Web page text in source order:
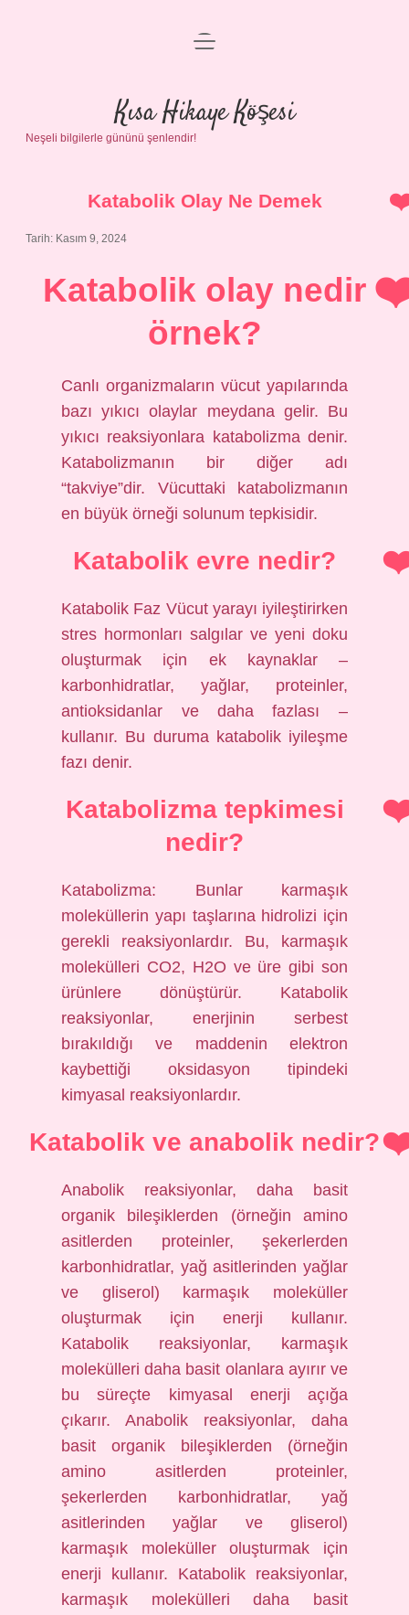
Anasayfa
Gizlilik Politikası
Yasal Uyarı
menüyü
Kısa Hikaye Köşesi
Neşeli bilgilerle gününü şenlendir!
Katabolik Olay Ne Demek
Tarih: Kasım 9, 2024
Katabolik olay nedir
örnek?
Canlı organizmaların vücut yapılarında
bazı yıkıcı olaylar meydana gelir. Bu
yıkıcı reaksiyonlara katabolizma denir.
Katabolizmanın bir diğer adı
“takviye”dir. Vücuttaki katabolizmanın
en büyük örneği solunum tepkisidir.
Katabolik evre nedir?
Katabolik Faz Vücut yarayı iyileştirirken
stres hormonları salgılar ve yeni doku
oluşturmak için ek kaynaklar –
karbonhidratlar, yağlar, proteinler,
antioksidanlar ve daha fazlası –
kullanır. Bu duruma katabolik iyileşme
fazı denir.
Katabolizma tepkimesi
nedir?
Katabolizma: Bunlar karmaşık
moleküllerin yapı taşlarına hidrolizi için
gerekli reaksiyonlardır. Bu, karmaşık
molekülleri CO2, H2O ve üre gibi son
ürünlere dönüştürür. Katabolik
reaksiyonlar, enerjinin serbest
bırakıldığı ve maddenin elektron
kaybettiği oksidasyon tipindeki
kimyasal reaksiyonlardır.
Katabolik ve anabolik nedir?
Anabolik reaksiyonlar, daha basit
organik bileşiklerden (örneğin amino
asitlerden proteinler, şekerlerden
karbonhidratlar, yağ asitlerinden yağlar
ve gliserol) karmaşık moleküller
oluşturmak için enerji kullanır.
Katabolik reaksiyonlar, karmaşık
molekülleri daha basit olanlara ayırır ve
bu süreçte kimyasal enerji açığa
çıkarır. Anabolik reaksiyonlar, daha
basit organik bileşiklerden (örneğin
amino asitlerden proteinler,
şekerlerden karbonhidratlar, yağ
asitlerinden yağlar ve gliserol)
karmaşık moleküller oluşturmak için
enerji kullanır. Katabolik reaksiyonlar,
karmaşık molekülleri daha basit